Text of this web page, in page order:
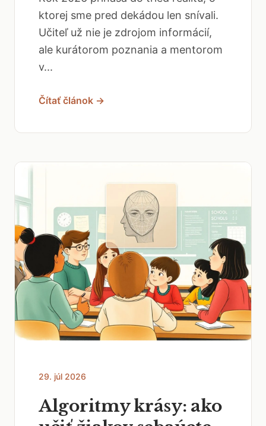
ktorej sme pred dekádou len snívali.
Učiteľ už nie je zdrojom informácií,
ale kurátorom poznania a mentorom
v...
Čítať článok →
29. júl 2026
Algoritmy krásy: ako